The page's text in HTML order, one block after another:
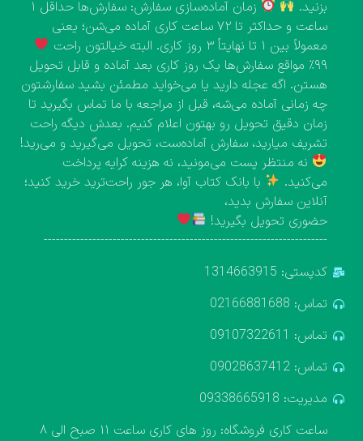
بزنید.
زمان آماده‌سازی سفارش: سفارش‌ها حداقل ۱
ساعت و حداکثر تا ۷۲ ساعت کاری آماده می‌شن؛ یعنی
معمولاً بین ۱ تا نهایتاً ۳ روز کاری. البته خیالتون راحت
۹۹٪ مواقع سفارش‌ها یک روز کاری بعد آماده و قابل تحویل
هستن. اگه عجله دارید یا می‌خواید مطمئن بشید سفارشتون
چه زمانی آماده می‌شه، قبل از مراجعه با ما تماس بگیرید تا
زمان دقیق تحویل رو بهتون اعلام کنیم. بعدش دیگه راحت
تشریف میارید، سفارش آماده‌ست، تحویل می‌گیرید و می‌رید!
نه منتظر پست می‌مونید، نه هزینه کرایه پرداخت
می‌کنید.
با بانک کتاب آوا، هر جور راحت‌ترید خرید کنید؛
آنلاین سفارش بدید،
حضوری تحویل بگیرید!
----------------------------------------------------------------------
کدپستی: 1314663915
تماس: 02166881688
تماس: 09107322611
تماس: 09028637412
مدیریت: 09338665918
ساعت کاری فروشگاه: روز های کاری ساعت ۱۱ صبح الی ۸